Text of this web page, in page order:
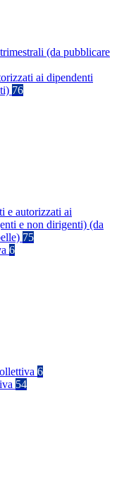
(da pubblicare
ai dipendenti
76
e autorizzati ai
e non dirigenti) (da
75
6
6
54